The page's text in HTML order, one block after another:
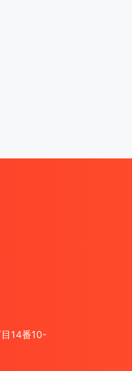
14番10-